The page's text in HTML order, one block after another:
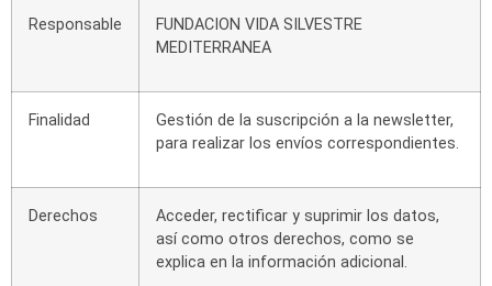
Responsable
FUNDACION VIDA SILVESTRE
MEDITERRANEA
Finalidad
Gestión de la suscripción a la newsletter,
para realizar los envíos correspondientes.
Derechos
Acceder, rectificar y suprimir los datos,
así como otros derechos, como se
explica en la información adicional.